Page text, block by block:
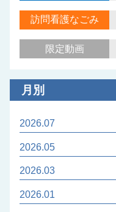
訪問看護なごみ
限定動画
月別
2026.07
2026.05
2026.03
2026.01